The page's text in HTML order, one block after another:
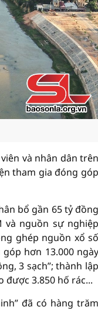
và nhân dân trên
tham gia đóng góp
bổ gần 65 tỷ đồng
và nguồn sự nghiệp
ghép nguồn xổ số
hơn 13.000 ngày
3 sạch”; thành lập
3.850 hố rác...
đã có hàng trăm